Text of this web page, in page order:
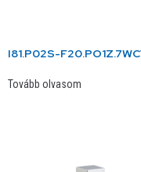
I81.P02S-
Tovább olvasom